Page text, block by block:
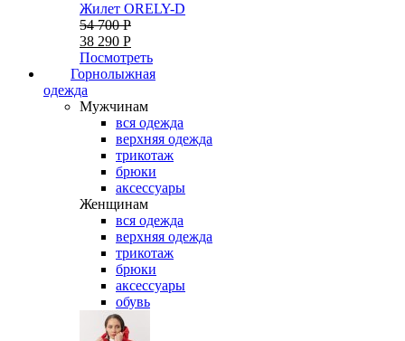
Жилет ORELY-D
54 700 Р
38 290 Р
Посмотреть
Горнолыжная
одежда
Мужчинам
вся одежда
верхняя одежда
трикотаж
брюки
аксессуары
Женщинам
вся одежда
верхняя одежда
трикотаж
брюки
аксессуары
обувь